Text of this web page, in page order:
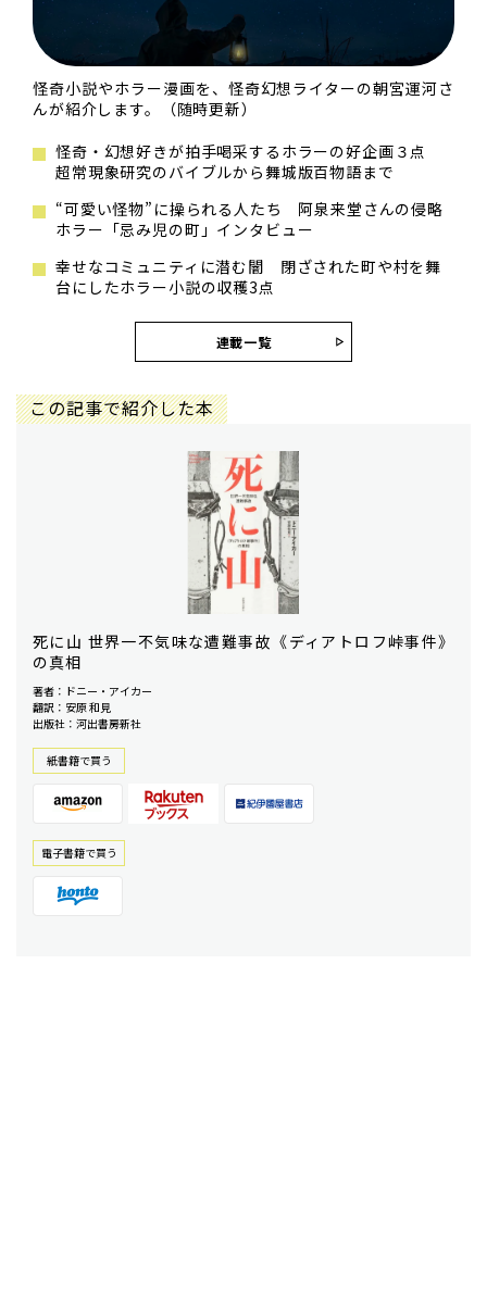
怪奇小説やホラー漫画を、怪奇幻想ライターの朝宮運河さ
んが紹介します。（随時更新）
怪奇・幻想好きが拍手喝采するホラーの好企画３点
超常現象研究のバイブルから舞城版百物語まで
“可愛い怪物”に操られる人たち 阿泉来堂さんの侵略
ホラー「忌み児の町」インタビュー
幸せなコミュニティに潜む闇 閉ざされた町や村を舞
台にしたホラー小説の収穫3点
連載一覧
この記事で紹介した本
死に山 世界一不気味な遭難事故《ディアトロフ峠事件》
の真相
著者：ドニー・アイカー
翻訳：安原 和見
出版社：河出書房新社
紙書籍で買う
電⼦書籍で買う